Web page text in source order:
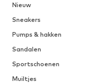
Nieuw
Sneakers
Pumps & hakken
Sandalen
Sportschoenen
Muiltjes